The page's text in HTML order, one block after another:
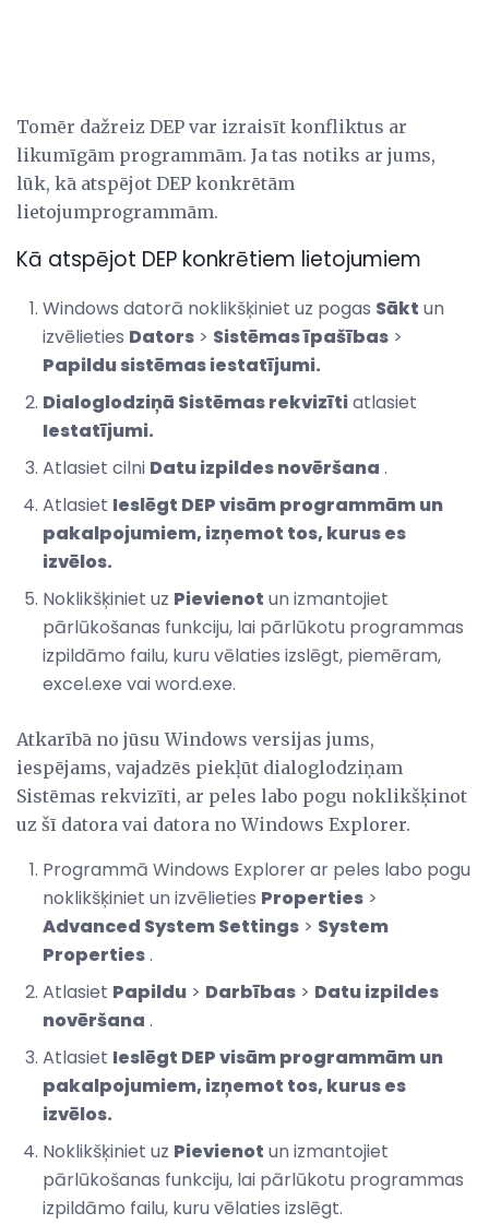
Tomēr dažreiz DEP var izraisīt konfliktus ar
likumīgām programmām. Ja tas notiks ar jums,
lūk, kā atspējot DEP konkrētām
lietojumprogrammām.
Kā atspējot DEP konkrētiem lietojumiem
Windows datorā noklikšķiniet uz pogas Sākt un
izvēlieties Dators > Sistēmas īpašības >
Papildu sistēmas iestatījumi.
Dialoglodziņā Sistēmas rekvizītiatlasiet
Iestatījumi.
Atlasiet cilni Datu izpildes novēršana .
Atlasiet Ieslēgt DEP visām programmām un
pakalpojumiem, izņemot tos, kurus es
izvēlos.
Noklikšķiniet uz Pievienot un izmantojiet
pārlūkošanas funkciju, lai pārlūkotu programmas
izpildāmo failu, kuru vēlaties izslēgt, piemēram,
excel.exe vai word.exe.
Atkarībā no jūsu Windows versijas jums,
iespējams, vajadzēs piekļūt dialoglodziņam
Sistēmas rekvizīti, ar peles labo pogu noklikšķinot
uz šī datora vai datora no Windows Explorer.
Programmā Windows Explorer ar peles labo pogu
noklikšķiniet un izvēlieties Properties >
Advanced System Settings > System
Properties.
Atlasiet Papildu > Darbības > Datu izpildes
novēršana .
Atlasiet Ieslēgt DEP visām programmām un
pakalpojumiem, izņemot tos, kurus es
izvēlos.
Noklikšķiniet uz Pievienot un izmantojiet
pārlūkošanas funkciju, lai pārlūkotu programmas
izpildāmo failu, kuru vēlaties izslēgt.